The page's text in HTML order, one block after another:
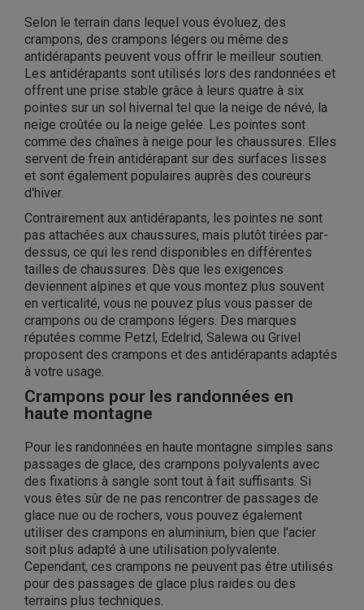
Selon le terrain dans lequel vous évoluez, des
crampons, des crampons légers ou même des
antidérapants peuvent vous offrir le meilleur soutien.
Les antidérapants sont utilisés lors des randonnées et
offrent une prise stable grâce à leurs quatre à six
pointes sur un sol hivernal tel que la neige de névé, la
neige croûtée ou la neige gelée. Les pointes sont
comme des chaînes à neige pour les chaussures. Elles
servent de frein antidérapant sur des surfaces lisses
et sont également populaires auprès des coureurs
d'hiver.
Contrairement aux antidérapants, les pointes ne sont
pas attachées aux chaussures, mais plutôt tirées par-
dessus, ce qui les rend disponibles en différentes
tailles de chaussures. Dès que les exigences
deviennent alpines et que vous montez plus souvent
en verticalité, vous ne pouvez plus vous passer de
crampons ou de crampons légers. Des marques
réputées comme Petzl, Edelrid, Salewa ou Grivel
proposent des crampons et des antidérapants adaptés
à votre usage.
Crampons pour les randonnées en
haute montagne
Pour les randonnées en haute montagne simples sans
passages de glace, des crampons polyvalents avec
des fixations à sangle sont tout à fait suffisants. Si
vous êtes sûr de ne pas rencontrer de passages de
glace nue ou de rochers, vous pouvez également
utiliser des crampons en aluminium, bien que l'acier
soit plus adapté à une utilisation polyvalente.
Cependant, ces crampons ne peuvent pas être utilisés
pour des passages de glace plus raides ou des
terrains plus techniques.